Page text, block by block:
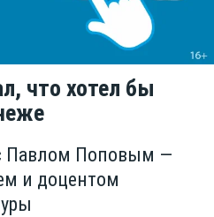
что хотел бы
Павлом Поповым —
и доцентом